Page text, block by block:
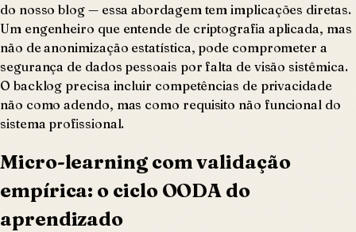
do nosso blog — essa abordagem tem implicações diretas.
Um engenheiro que entende de criptografia aplicada, mas
não de anonimização estatística, pode comprometer a
segurança de dados pessoais por falta de visão sistêmica.
O backlog precisa incluir competências de privacidade
não como adendo, mas como requisito não funcional do
sistema profissional.
Micro-learning com validação
empírica: o ciclo OODA do
aprendizado